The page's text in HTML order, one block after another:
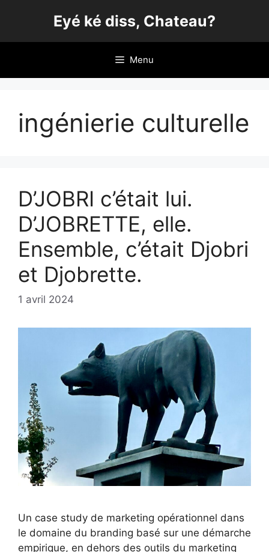
Eyé ké diss, Chateau?
Menu
ingénierie culturelle
D’JOBRI c’était lui.
D’JOBRETTE, elle.
Ensemble, c’était Djobri
et Djobrette.
1 avril 2024
Un case study de marketing opérationnel dans
le domaine du branding basé sur une démarche
empirique, en dehors des outils du marketing